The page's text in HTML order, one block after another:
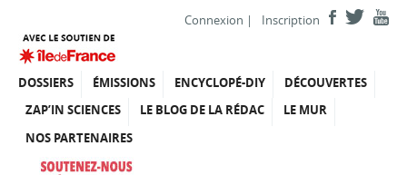
Connexion | Inscription
DOSSIERS ÉMISSIONS ENCYCLOPÉ-DIY
DÉCOUVERTES
ZAP’IN SCIENCES
LE BLOG DE LA RÉDAC
LE MUR
NOS PARTENAIRES